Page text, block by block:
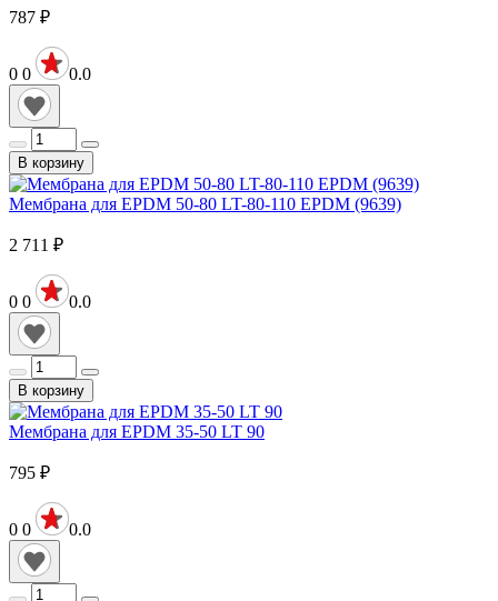
787 ₽
0 0 0.0
В корзину
Мембрана для EPDM 50-80 LT-80-110 EPDM (9639)
2 711 ₽
0 0 0.0
В корзину
Мембрана для EPDM 35-50 LT 90
795 ₽
0 0 0.0